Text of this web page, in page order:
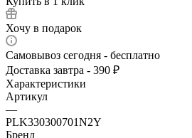
Хочу в подарок
Самовывоз сегодня - бесплатно
Доставка завтра - 390 ₽
Характеристики
Артикул
—
PLK330300701N2Y
Бренд